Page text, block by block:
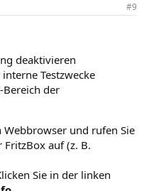
#9
deaktivieren
Testzwecke
der
Webbrowser und rufen Sie
auf (z. B.
Sie in der linken